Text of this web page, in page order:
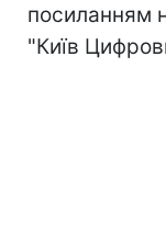
посиланням
"Київ